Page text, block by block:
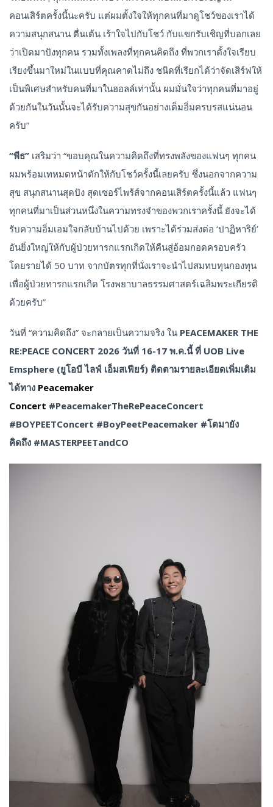
คอนเสิร์ตครั้งนี้นะครับ แต่ผมตั้งใจให้ทุกคนที่มาดูโชว์ของเราได้
ความสนุกสนาน ตื่นเต้น เร้าใจไปกับโชว์ กับแขกรับเชิญที่บอกเลย
ว่าเปิดมาปังทุกคน รวมทั้งเพลงที่ทุกคนคิดถึง ที่พวกเราตั้งใจเรียบ
เรียงขึ้นมาใหม่ในแบบที่คุณคาดไม่ถึง ชนิดที่เรียกได้ว่าจัดเสิร์ฟให้
เป็นพิเศษสำหรับคนที่มาในฮอลล์เท่านั้น ผมมั่นใจว่าทุกคนที่มาอยู่
ด้วยกันในวันนั้นจะได้รับความสุขกันอย่างเต็มอิ่มครบรสแน่นอน
ครับ”
“พีธ” เสริมว่า “ขอบคุณในความคิดถึงที่ทรงพลังของแฟนๆ ทุกคน
ผมพร้อมเทหมดหน้าตักให้กับโชว์ครั้งนี้เลยครับ ซึ่งนอกจากความ
สุข สนุกสนานสุดปัง สุดเซอร์ไพร้ส์จากคอนเสิร์ตครั้งนี้แล้ว แฟนๆ
ทุกคนที่มาเป็นส่วนหนึ่งในความทรงจำของพวกเราครั้งนี้ ยังจะได้
รับความอิ่มเอมใจกลับบ้านไปด้วย เพราะได้ร่วมส่งต่อ ‘ปาฏิหาริย์’
อันยิ่งใหญ่ให้กับผู้ป่วยทารกแรกเกิดให้คืนสู่อ้อมกอดครอบครัว
โดยรายได้ 50 บาท จากบัตรทุกที่นั่งเราจะนำไปสมทบทุนกองทุน
เพื่อผู้ป่วยทารกแรกเกิด โรงพยาบาลธรรมศาสตร์เฉลิมพระเกียรติ
ด้วยครับ”
วันที่ “ความคิดถึง” จะกลายเป็นความจริง ใน PEACEMAKER THE
RE:PEACE CONCERT 2026 วันที่ 16-17 พ.ค.นี้ ที่ UOB Live
Emsphere (ยูโอบี ไลฟ์ เอ็มสเฟียร์) ติดตามรายละเอียดเพิ่มเติม
ได้ทาง Peacemaker
Concert #PeacemakerTheRePeaceConcert
#BOYPEETConcert #BoyPeetPeacemaker #โตมายัง
คิดถึง #MASTERPEETandCO